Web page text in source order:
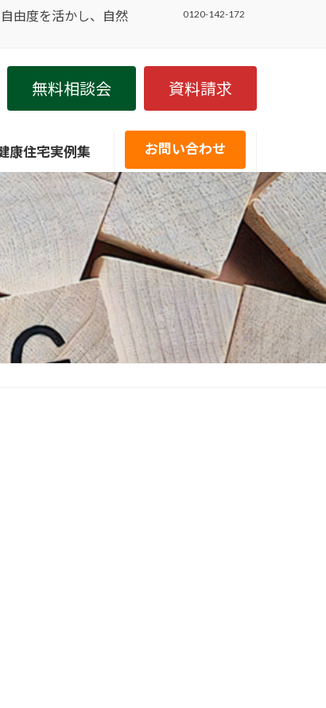
由度を活かし、自然
0120-142-172
無料相談会 資料請求
康住宅実例集 お問い合わせ